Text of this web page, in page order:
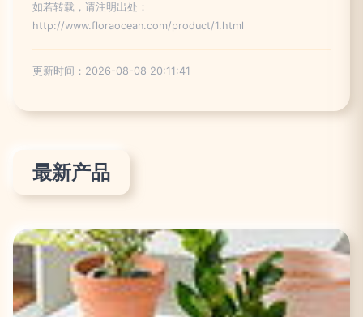
如若转载，请注明出处：
http://www.floraocean.com/product/1.html
更新时间：2026-08-08 20:11:41
最新产品